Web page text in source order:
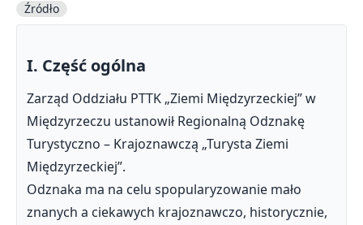
Źródło
I. Część ogólna
Zarząd Oddziału PTTK „Ziemi Międzyrzeckiej” w
Międzyrzeczu ustanowił Regionalną Odznakę
Turystyczno – Krajoznawczą „Turysta Ziemi
Międzyrzeckiej”.
Odznaka ma na celu spopularyzowanie mało
znanych a ciekawych krajoznawczo, historycznie,